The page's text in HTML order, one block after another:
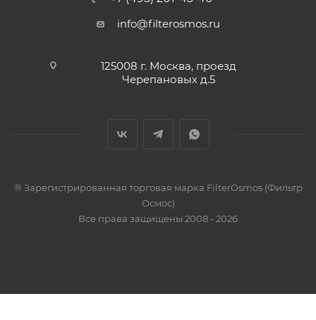
info@filterosmos.ru
125008 г. Москва, проезд
Черепановых д.5
® Зарегистрированная торговая марка FilterOsmos (Фильтр
Осмос)
Все права защищены 2008 - 2026